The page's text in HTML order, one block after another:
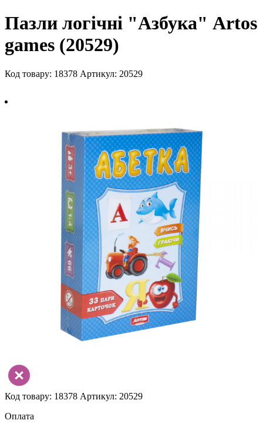
Пазли логічні "Азбука" Artos
games (20529)
Код товару: 18378 Артикул: 20529
Код товару: 18378 Артикул: 20529
Оплата